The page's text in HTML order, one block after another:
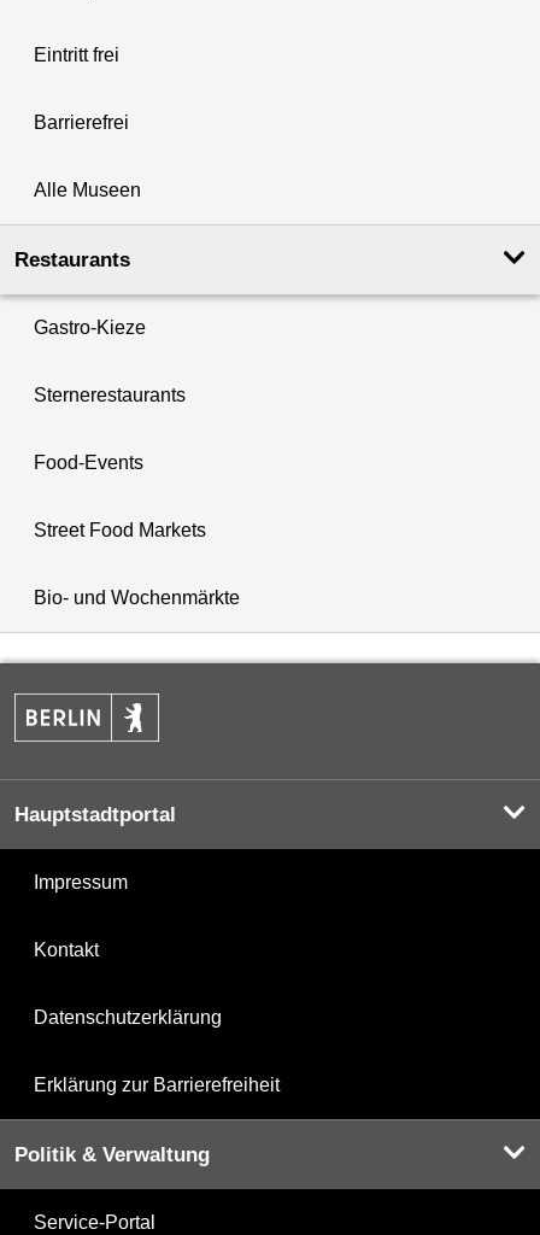
Eintritt frei
Barrierefrei
Alle Museen
Restaurants
Gastro-Kieze
Sternerestaurants
Food-Events
Street Food Markets
Bio- und Wochenmärkte
Hauptstadtportal
Impressum
Kontakt
Datenschutzerklärung
Erklärung zur Barrierefreiheit
Politik & Verwaltung
Service-Portal